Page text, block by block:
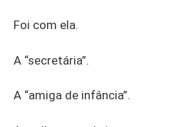
Foi com ela.
A “secretária”.
A “amiga de infância”.